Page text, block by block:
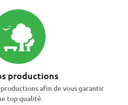
productions
productions afin de vous garantir
top qualité.